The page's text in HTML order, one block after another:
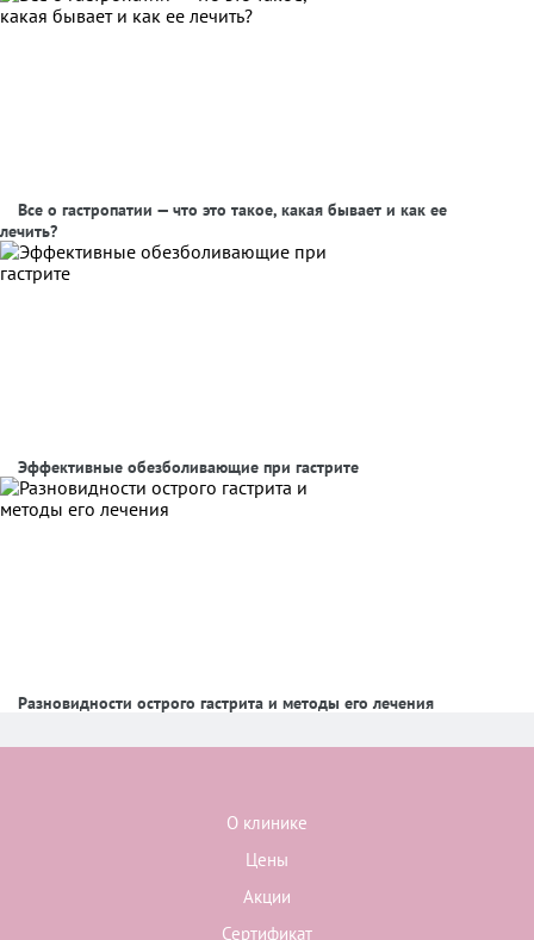
Все о гастропатии — что это такое, какая бывает и как ее
лечить?
Эффективные обезболивающие при гастрите
Разновидности острого гастрита и методы его лечения
О клинике
Цены
Акции
Сертификат